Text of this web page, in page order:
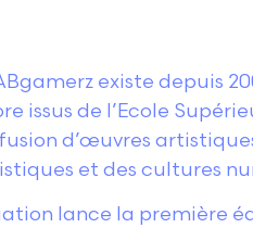
existe depuis
issus de l’Ecole
d’œuvres
et des cultures
lance la première